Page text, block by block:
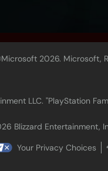
2026. Microsoft,
LLC. "PlayStation
Blizzard Entertainment,
Your Privacy Choices